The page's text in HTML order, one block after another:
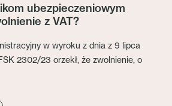
ubezpieczeniowym
z VAT?
w wyroku z dnia z 9 lipca
2302/23 orzekł, że zwolnienie, o